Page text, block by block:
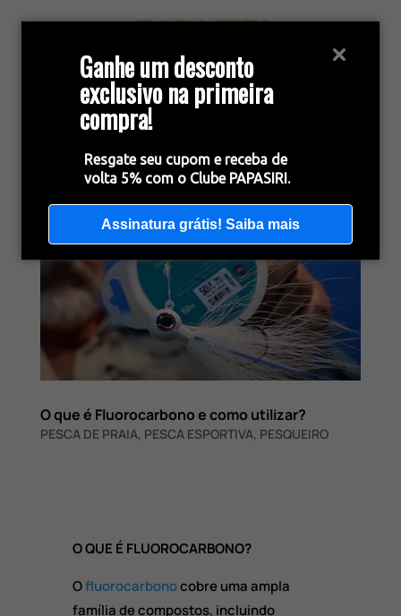
Ganhe um desconto
exclusivo na primeira
compra!
Resgate seu cupom e receba de
volta 5% com o Clube PAPASIRI.
Assinatura grátis! Saiba mais
O que é Fluorocarbono e como utilizar?
PESCA DE PRAIA, PESCA ESPORTIVA, PESQUEIRO
O QUE É FLUOROCARBONO?
Ofluorocarbonocobre uma ampla
família de compostos, incluindo